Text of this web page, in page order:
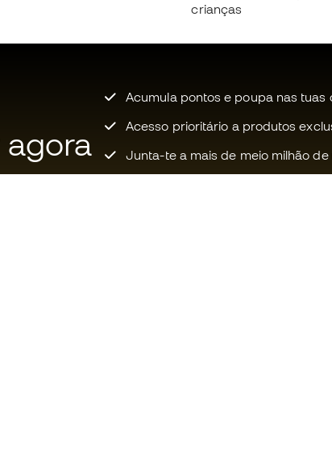
crianças
agora
Acumula pontos e poupa nas tuas
Acesso prioritário a produtos
Junta-te a mais de meio milhão